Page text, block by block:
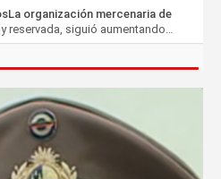
organización mercenaria de
reservada, siguió aumentando…